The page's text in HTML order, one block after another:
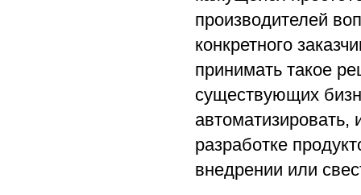
производителей
конкретного
принимать такое
существующих
разработке
внедрении или